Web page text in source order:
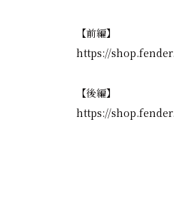
【前編】
https://
【後編】
https://